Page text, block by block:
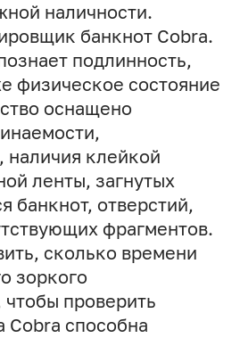
наличности.
банкнот Cobra.
подлинность,
физическое состояние
оснащено
наличия клейкой
ленты, загнутых
банкнот, отверстий,
фрагментов.
сколько времени
зоркого
проверить
Cobra способна